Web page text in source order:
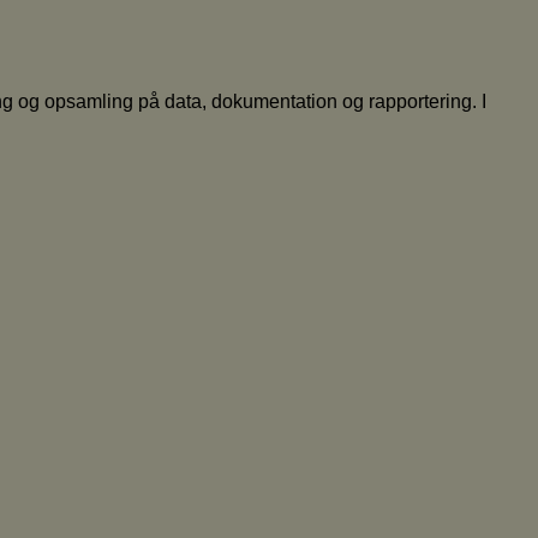
opsamling på data, dokumentation og rapportering. I